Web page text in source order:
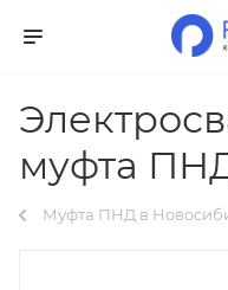
муфта ПНД
Муфта ПНД в